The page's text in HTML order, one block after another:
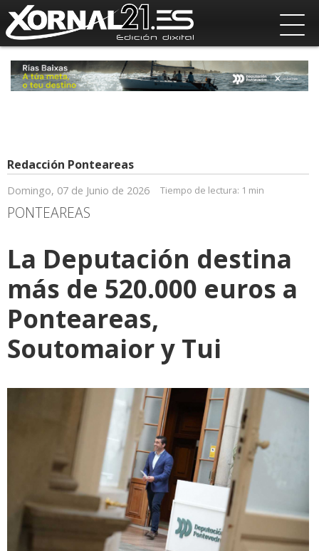
Redacción Ponteareas
Domingo, 07 de Junio de 2026 Tiempo de lectura: 1 min
PONTEAREAS
La Deputación destina
más de 520.000 euros a
Ponteareas,
Soutomaior y Tui